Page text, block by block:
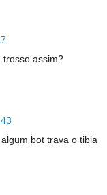
trosso assim?
bot trava o tibia